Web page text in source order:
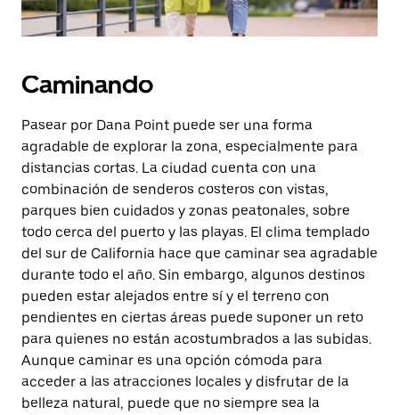
Caminando
Pasear por Dana Point puede ser una forma
agradable de explorar la zona, especialmente para
distancias cortas. La ciudad cuenta con una
combinación de senderos costeros con vistas,
parques bien cuidados y zonas peatonales, sobre
todo cerca del puerto y las playas. El clima templado
del sur de California hace que caminar sea agradable
durante todo el año. Sin embargo, algunos destinos
pueden estar alejados entre sí y el terreno con
pendientes en ciertas áreas puede suponer un reto
para quienes no están acostumbrados a las subidas.
Aunque caminar es una opción cómoda para
acceder a las atracciones locales y disfrutar de la
belleza natural, puede que no siempre sea la